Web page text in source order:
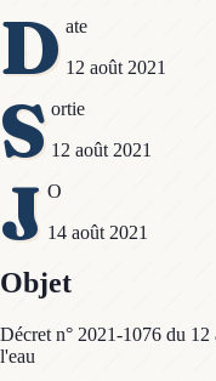
D ate
12 août 2021
S ortie
12 août 2021
J O
14 août 2021
Objet
Décret n° 2021-1076 du
l'eau